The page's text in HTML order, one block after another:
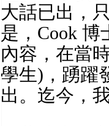
大話已出，
是，Cook
內容，在當
學生)，踴躍
出。迄今，